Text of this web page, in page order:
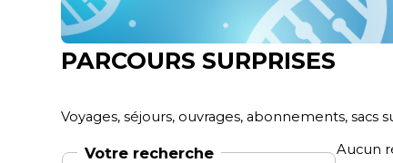
PARCOURS SURPRISES
Voyages, séjours, ouvrages, abonnements, sacs
Votre recherche Aucun